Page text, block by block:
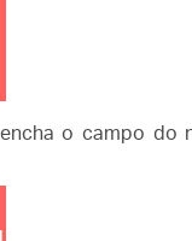
o campo do